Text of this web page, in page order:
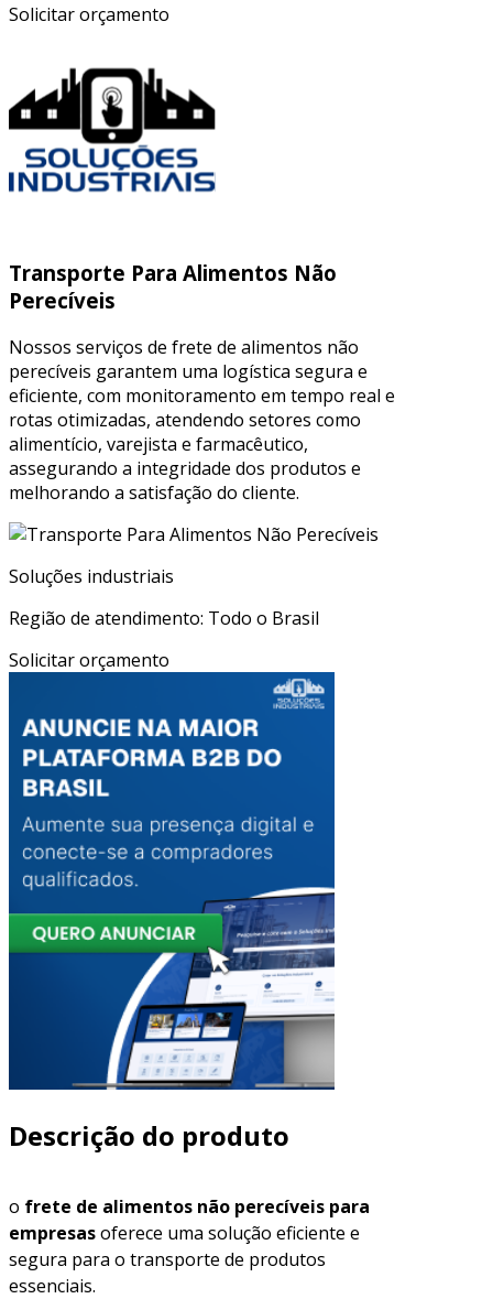
Solicitar orçamento
Transporte Para Alimentos Não
Perecíveis
Nossos serviços de frete de alimentos não
perecíveis garantem uma logística segura e
eficiente, com monitoramento em tempo real e
rotas otimizadas, atendendo setores como
alimentício, varejista e farmacêutico,
assegurando a integridade dos produtos e
melhorando a satisfação do cliente.
Soluções industriais
Região de atendimento: Todo o Brasil
Solicitar orçamento
Descrição do produto
o frete de alimentos não perecíveis para
empresasoferece uma solução eficiente e
segura para o transporte de produtos
essenciais.